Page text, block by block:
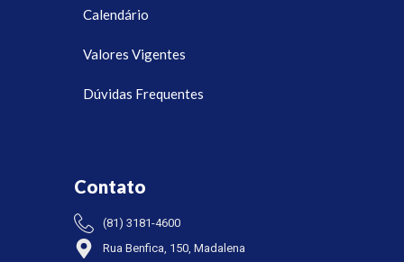
Calendário
Valores Vigentes
Dúvidas Frequentes
Contato
(81) 3181-4600
Rua Benfica, 150, Madalena